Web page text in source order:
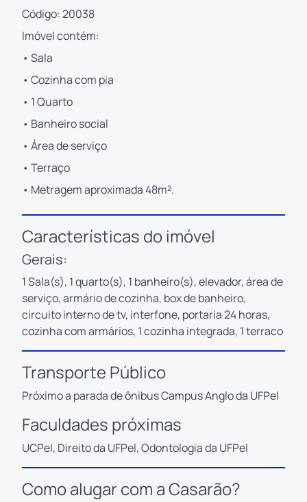
Código: 20038
Imóvel contém:
• Sala
• Cozinha com pia
• 1 Quarto
• Banheiro social
• Área de serviço
• Terraço
• Metragem aproximada 48m².
Características do imóvel
Gerais:
1 Sala(s), 1 quarto(s), 1 banheiro(s), elevador, área de
serviço, armário de cozinha, box de banheiro,
circuito interno de tv, interfone, portaria 24 horas,
cozinha com armários, 1 cozinha integrada, 1 terraco
Transporte Público
Próximo a parada de ônibus Campus Anglo da UFPel
Faculdades próximas
UCPel, Direito da UFPel, Odontologia da UFPel
Como alugar com a Casarão?